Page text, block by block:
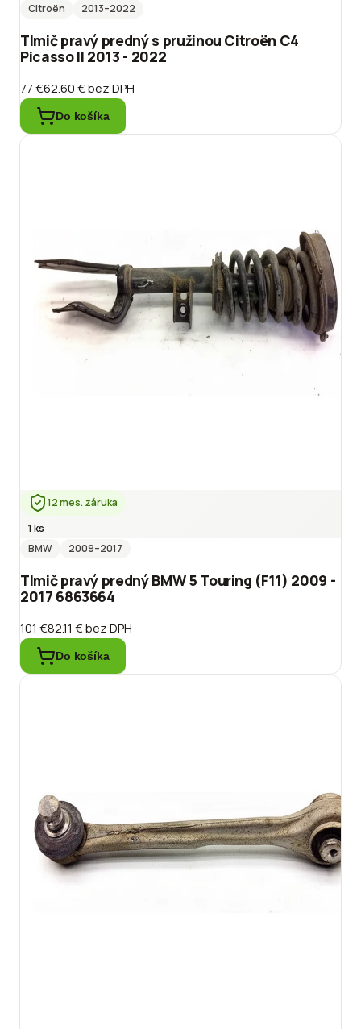
Citroën
2013–2022
Tlmič pravý predný s pružinou Citroën C4
Picasso II 2013 - 2022
77 €62.60 €bez DPH
Do košíka
12 mes. záruka
1 ks
BMW
2009–2017
Tlmič pravý predný BMW 5 Touring (F11) 2009 -
2017 6863664
101 €82.11 €bez DPH
Do košíka